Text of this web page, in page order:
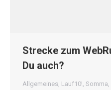
Strecke zum
Du auch?
Allgemeines Lauf10! Somma